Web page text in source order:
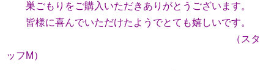
巣ごもりをご購入いただきありがとうございます。
皆様に喜んでいただけたようでとても嬉しいです。
（スタ
ッフM）